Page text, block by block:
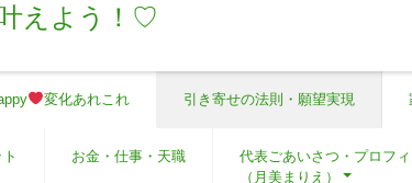
えよう！♡
変化あれこれ 引き寄せの法則・願望実現
お金・仕事・天職
代表ごあいさつ・プロフ
（月美まりえ）